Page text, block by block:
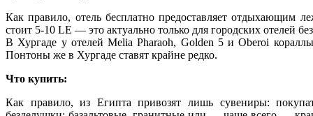
Как правило, отель бесплатно предоставляет отдыхающим
стоит 5-10 LE — это актуально только для городских отелей
В Хургаде у отелей Melia Pharaoh, Golden 5 и Oberoi
Понтоны же в Хургаде ставят крайне редко.
Что купить:
Как правило, из Египта привозят лишь сувениры: